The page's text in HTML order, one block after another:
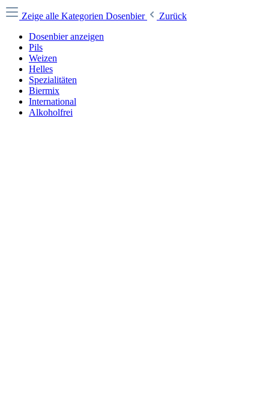
Zeige alle Kategorien Dosenbier
Zurück
Dosenbier anzeigen
Pils
Weizen
Helles
Spezialitäten
Biermix
International
Alkoholfrei